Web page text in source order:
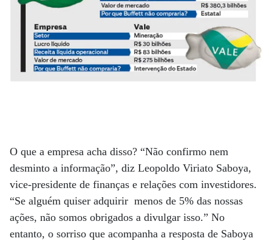
O que a empresa acha disso? “Não confirmo nem
desminto a informação”, diz Leopoldo Viriato Saboya,
vice-presidente de finanças e relações com investidores.
“Se alguém quiser adquirir menos de 5% das nossas
ações, não somos obrigados a divulgar isso.” No
entanto, o sorriso que acompanha a resposta de Saboya